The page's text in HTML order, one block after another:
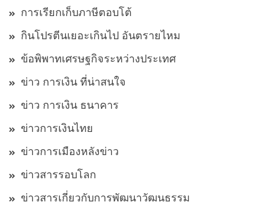
การเรียกเก็บภาษีตอบโต้
กินโปรตีนเยอะเกินไป อันตรายไหม
ข้อพิพาทเศรษฐกิจระหว่างประเทศ
ข่าว การเงิน ที่น่าสนใจ
ข่าว การเงิน ธนาคาร
ข่าวการเงินไทย
ข่าวการเมืองหลังข่าว
ข่าวสารรอบโลก
ข่าวสารเกี่ยวกับการพัฒนาวัฒนธรรม